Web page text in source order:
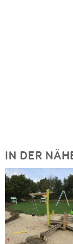
IN DER